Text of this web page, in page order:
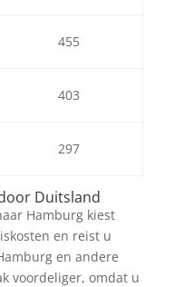
455
403
297
Duitsland
Hamburg kiest
en reist u
en andere
voordeliger, omdat u